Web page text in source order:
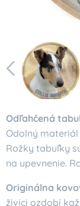
Odľahčená
Odolný
Rožky tabuľky
na upevnenie.
Originálna
živici ozdobí